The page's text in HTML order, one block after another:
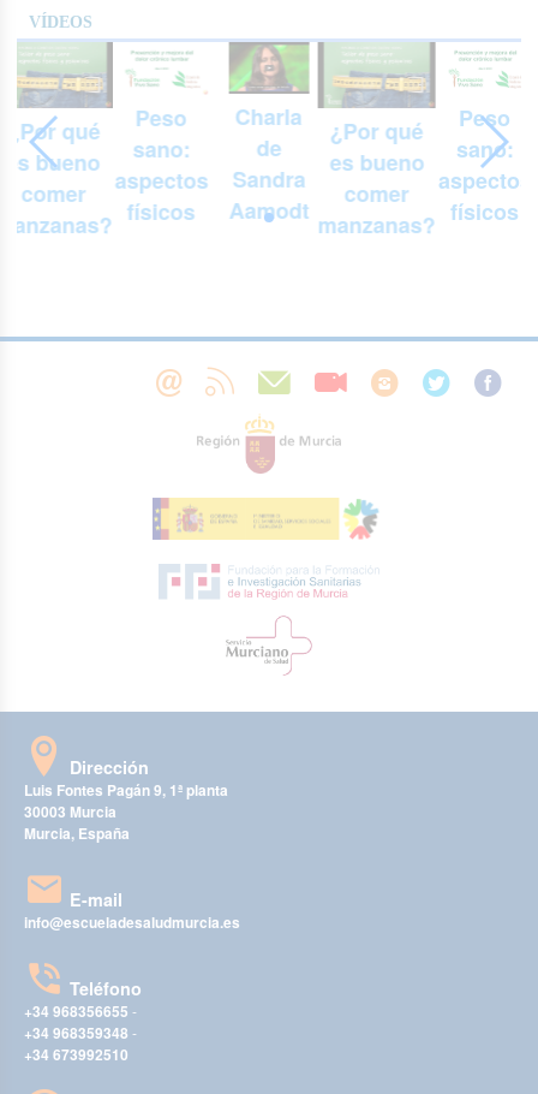
VÍDEOS
¿Por qué
es bueno
comer
Peso
sano:
aspectos
físicos
Charla
de
Sandra
Aamodt
¿Por qué
es bueno
comer
manzanas?
Peso
sano:
aspectos
físicos
Dirección
Luis Fontes Pagán 9, 1ª planta
30003 Murcia
Murcia, España
E-mail
info@escueladesaludmurcia.es
Teléfono
+34 968356655 -
+34 968359348 -
+34 673992510